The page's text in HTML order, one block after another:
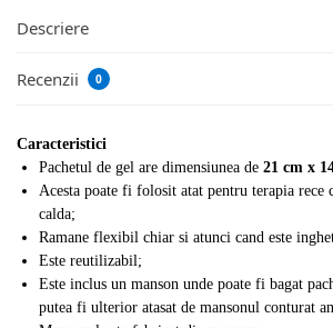
Descriere
Recenzii 0
Caracteristici
Pachetul de gel are dimensiunea de 21 cm x
Acesta poate fi folosit atat pentru terapia rece
calda;
Ramane flexibil chiar si atunci cand este
Este reutilizabil;
Este inclus un manson unde poate fi bagat
putea fi ulterior atasat de mansonul conturat